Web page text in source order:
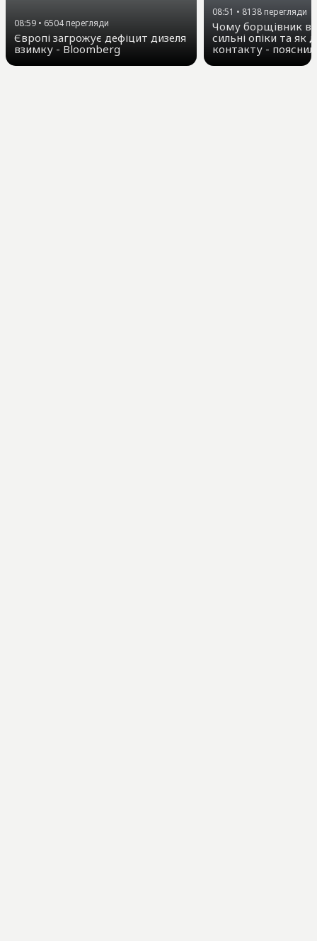
08:59 • 6504 перегляди
Європі загрожує дефіцит дизеля
взимку - Bloomberg
08:51 • 8138 перегляди
Чому борщівник
сильні опіки та як
контакту -